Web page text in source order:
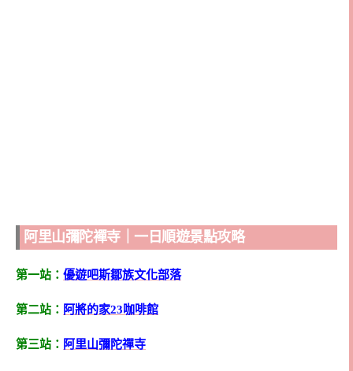
阿里山彌陀襌寺｜一日順遊景點攻略
第一站： 優遊吧斯鄒族文化部落
第二站： 阿將的家23咖啡館
第三站： 阿里山彌陀禪寺